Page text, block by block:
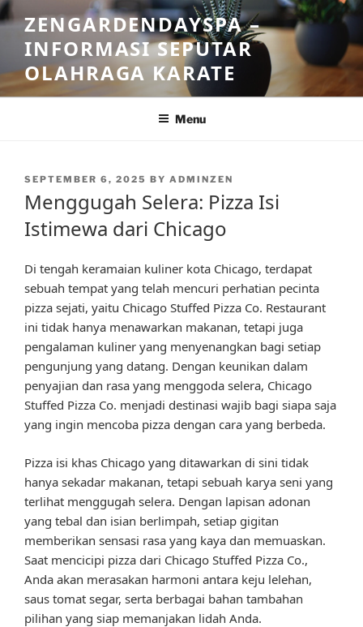
Skip
to
content
ZENGARDENDAYSPA –
INFORMASI SEPUTAR
OLAHRAGA KARATE
Menu
POSTED
SEPTEMBER 6, 2025 BY ADMINZEN
Menggugah Selera: Pizza Isi
Istimewa dari Chicago
Di tengah keramaian kuliner kota Chicago, terdapat
sebuah tempat yang telah mencuri perhatian pecinta
pizza sejati, yaitu Chicago Stuffed Pizza Co. Restaurant
ini tidak hanya menawarkan makanan, tetapi juga
pengalaman kuliner yang menyenangkan bagi setiap
pengunjung yang datang. Dengan keunikan dalam
penyajian dan rasa yang menggoda selera, Chicago
Stuffed Pizza Co. menjadi destinasi wajib bagi siapa saja
yang ingin mencoba pizza dengan cara yang berbeda.
Pizza isi khas Chicago yang ditawarkan di sini tidak
hanya sekadar makanan, tetapi sebuah karya seni yang
terlihat menggugah selera. Dengan lapisan adonan
yang tebal dan isian berlimpah, setiap gigitan
memberikan sensasi rasa yang kaya dan memuaskan.
Saat mencicipi pizza dari Chicago Stuffed Pizza Co.,
Anda akan merasakan harmoni antara keju lelehan,
saus tomat segar, serta berbagai bahan tambahan
pilihan yang siap memanjakan lidah Anda.